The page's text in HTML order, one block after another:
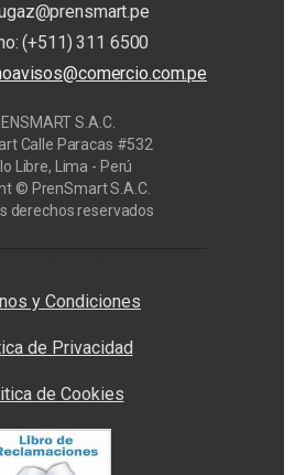
(+511) 311 6500
S.A.C.
Calle Paracas #532
Libre, Lima - Perú
© PrenSmart S.A.C.
derechos reservados
y Condiciones
de Privacidad
de Cookies